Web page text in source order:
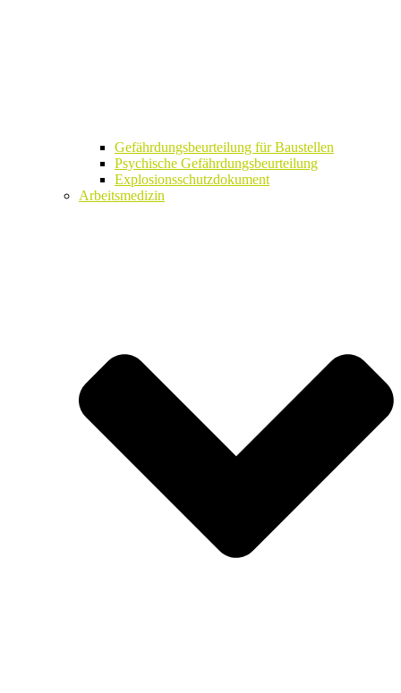
Gefährdungsbeurteilung für Baustellen
Psychische Gefährdungsbeurteilung
Explosionsschutzdokument
Arbeitsmedizin